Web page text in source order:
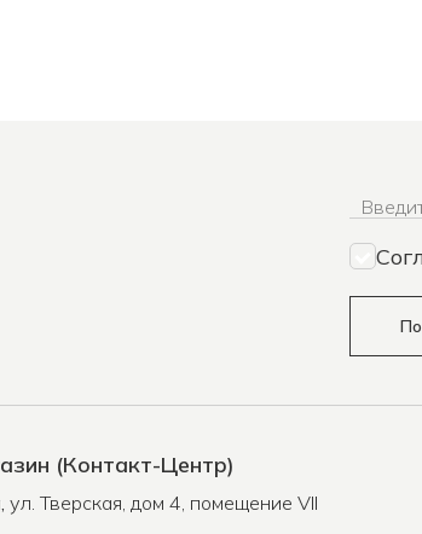
(Контакт-Центр)
, ул. Тверская, дом 4, помещение VII